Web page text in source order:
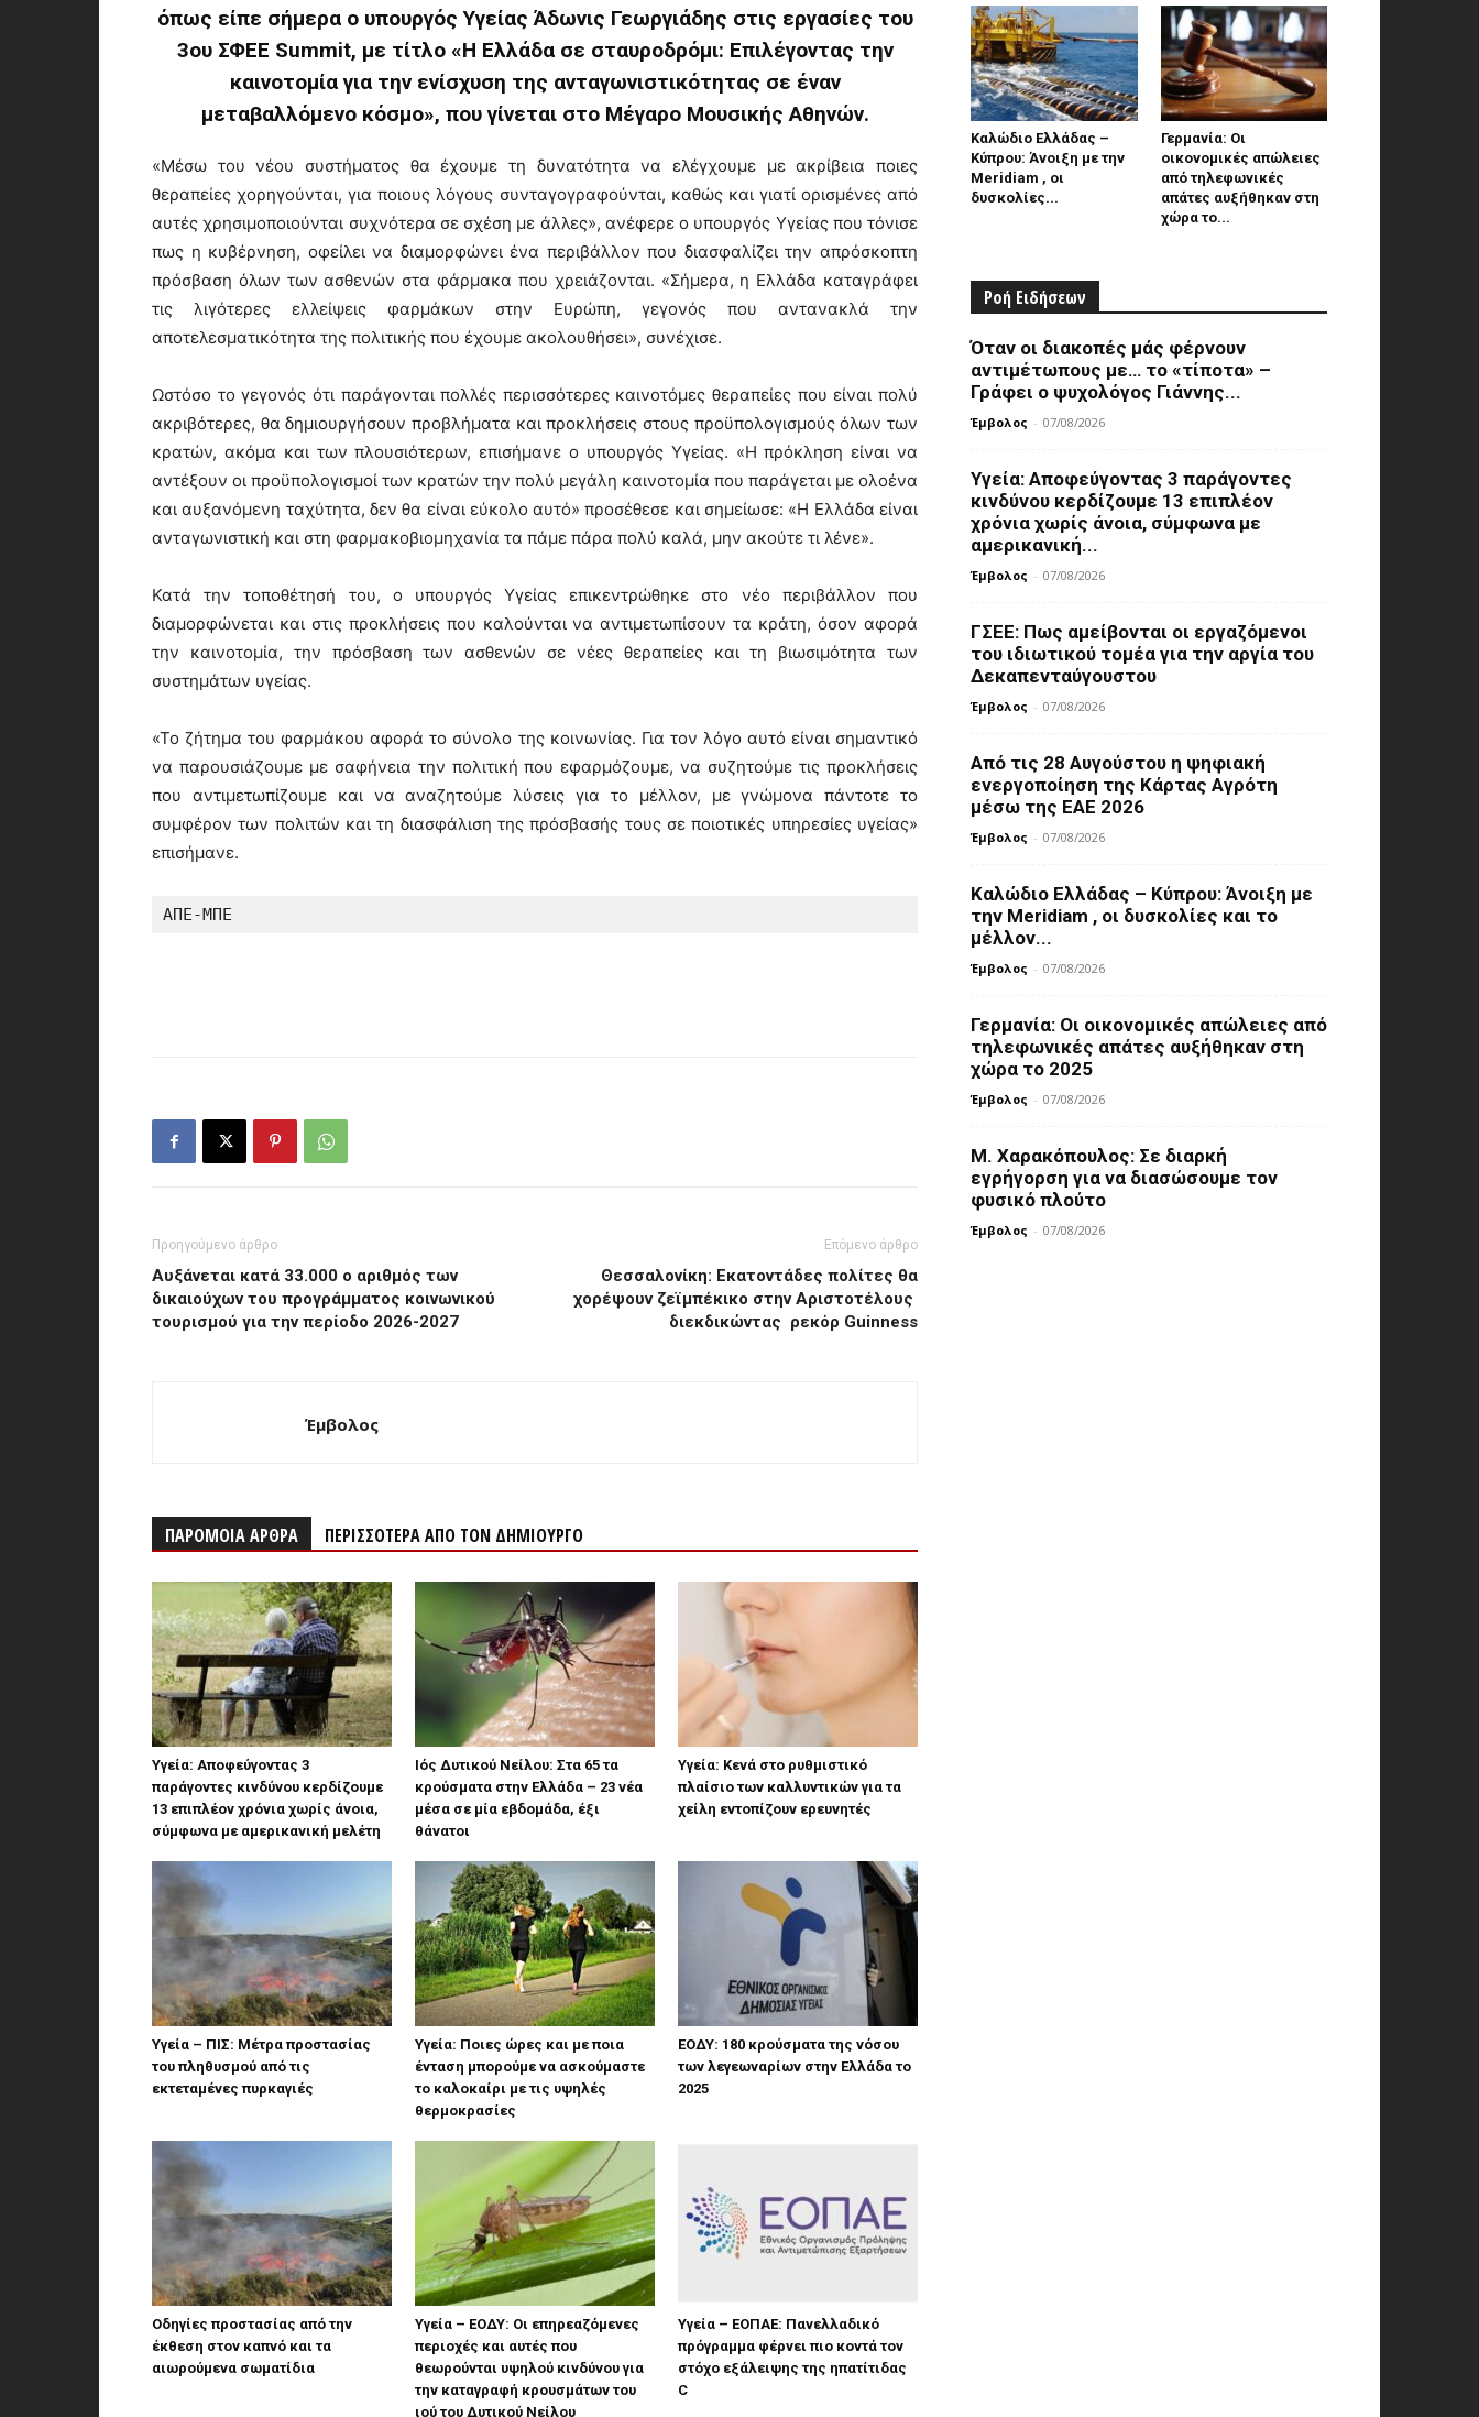
όπως είπε σήμερα ο υπουργός Υγείας Άδωνις Γεωργιάδης στις εργασίες του
3ου ΣΦΕΕ Summit, με τίτλο «Η Ελλάδα σε σταυροδρόμι: Επιλέγοντας την
καινοτομία για την ενίσχυση της ανταγωνιστικότητας σε έναν
μεταβαλλόμενο κόσμο», που γίνεται στο Μέγαρο Μουσικής Αθηνών.
«Μέσω του νέου συστήματος θα έχουμε τη δυνατότητα να ελέγχουμε με ακρίβεια ποιες
θεραπείες χορηγούνται, για ποιους λόγους συνταγογραφούνται, καθώς και γιατί ορισμένες από
αυτές χρησιμοποιούνται συχνότερα σε σχέση με άλλες», ανέφερε ο υπουργός Υγείας που τόνισε
πως η κυβέρνηση, οφείλει να διαμορφώνει ένα περιβάλλον που διασφαλίζει την απρόσκοπτη
πρόσβαση όλων των ασθενών στα φάρμακα που χρειάζονται. «Σήμερα, η Ελλάδα καταγράφει
τις λιγότερες ελλείψεις φαρμάκων στην Ευρώπη, γεγονός που αντανακλά την
αποτελεσματικότητα της πολιτικής που έχουμε ακολουθήσει», συνέχισε.
Ωστόσο το γεγονός ότι παράγονται πολλές περισσότερες καινοτόμες θεραπείες που είναι πολύ
ακριβότερες, θα δημιουργήσουν προβλήματα και προκλήσεις στους προϋπολογισμούς όλων των
κρατών, ακόμα και των πλουσιότερων, επισήμανε ο υπουργός Υγείας. «Η πρόκληση είναι να
αντέξουν οι προϋπολογισμοί των κρατών την πολύ μεγάλη καινοτομία που παράγεται με ολοένα
και αυξανόμενη ταχύτητα, δεν θα είναι εύκολο αυτό» προσέθεσε και σημείωσε: «Η Ελλάδα είναι
ανταγωνιστική και στη φαρμακοβιομηχανία τα πάμε πάρα πολύ καλά, μην ακούτε τι λένε».
Κατά την τοποθέτησή του, ο υπουργός Υγείας επικεντρώθηκε στο νέο περιβάλλον που
διαμορφώνεται και στις προκλήσεις που καλούνται να αντιμετωπίσουν τα κράτη, όσον αφορά
την καινοτομία, την πρόσβαση των ασθενών σε νέες θεραπείες και τη βιωσιμότητα των
συστημάτων υγείας.
«Το ζήτημα του φαρμάκου αφορά το σύνολο της κοινωνίας. Για τον λόγο αυτό είναι σημαντικό
να παρουσιάζουμε με σαφήνεια την πολιτική που εφαρμόζουμε, να συζητούμε τις προκλήσεις
που αντιμετωπίζουμε και να αναζητούμε λύσεις για το μέλλον, με γνώμονα πάντοτε το
συμφέρον των πολιτών και τη διασφάλιση της πρόσβασής τους σε ποιοτικές υπηρεσίες υγείας»
επισήμανε.
ΑΠΕ-ΜΠΕ
Προηγούμενο άρθρο
Αυξάνεται κατά 33.000 ο αριθμός των
δικαιούχων του προγράμματος κοινωνικού
τουρισμού για την περίοδο 2026-2027
Επόμενο άρθρο
Θεσσαλονίκη: Εκατοντάδες πολίτες θα
χορέψουν ζεϊμπέκικο στην Αριστοτέλους
διεκδικώντας ρεκόρ Guinness
Έμβολος
ΠΑΡΟΜΟΙΑ ΑΡΘΡΑ ΠΕΡΙΣΣΟΤΕΡΑ ΑΠΟ ΤΟΝ ΔΗΜΙΟΥΡΓΟ
Υγεία: Αποφεύγοντας 3
παράγοντες κινδύνου κερδίζουμε
13 επιπλέον χρόνια χωρίς άνοια,
σύμφωνα με αμερικανική μελέτη
Ιός Δυτικού Νείλου: Στα 65 τα
κρούσματα στην Ελλάδα – 23 νέα
μέσα σε μία εβδομάδα, έξι
θάνατοι
Υγεία: Κενά στο ρυθμιστικό
πλαίσιο των καλλυντικών για τα
χείλη εντοπίζουν ερευνητές
Υγεία – ΠΙΣ: Μέτρα προστασίας
του πληθυσμού από τις
εκτεταμένες πυρκαγιές
Υγεία: Ποιες ώρες και με ποια
ένταση μπορούμε να ασκούμαστε
το καλοκαίρι με τις υψηλές
θερμοκρασίες
ΕΟΔΥ: 180 κρούσματα της νόσου
των λεγεωναρίων στην Ελλάδα το
2025
Οδηγίες προστασίας από την
έκθεση στον καπνό και τα
αιωρούμενα σωματίδια
Υγεία – ΕΟΔΥ: Οι επηρεαζόμενες
περιοχές και αυτές που
θεωρούνται υψηλού κινδύνου για
την καταγραφή κρουσμάτων του
ιού του Δυτικού Νείλου
Υγεία – ΕΟΠΑΕ: Πανελλαδικό
πρόγραμμα φέρνει πιο κοντά τον
στόχο εξάλειψης της ηπατίτιδας
C
Καλώδιο Ελλάδας –
Κύπρου: Άνοιξη με την
Meridiam , οι
δυσκολίες...
Γερμανία: Οι
οικονομικές απώλειες
από τηλεφωνικές
απάτες αυξήθηκαν στη
χώρα το...
Ροή Ειδήσεων
Όταν οι διακοπές μάς φέρνουν
αντιμέτωπους με… το «τίποτα» –
Γράφει ο ψυχολόγος Γιάννης...
Έμβολος - 07/08/2026
Υγεία: Αποφεύγοντας 3 παράγοντες
κινδύνου κερδίζουμε 13 επιπλέον
χρόνια χωρίς άνοια, σύμφωνα με
αμερικανική...
Έμβολος - 07/08/2026
ΓΣΕΕ: Πως αμείβονται οι εργαζόμενοι
του ιδιωτικού τομέα για την αργία του
Δεκαπενταύγουστου
Έμβολος - 07/08/2026
Από τις 28 Αυγούστου η ψηφιακή
ενεργοποίηση της Κάρτας Αγρότη
μέσω της ΕΑΕ 2026
Έμβολος - 07/08/2026
Καλώδιο Ελλάδας – Κύπρου: Άνοιξη με
την Meridiam , οι δυσκολίες και το
μέλλον...
Έμβολος - 07/08/2026
Γερμανία: Οι οικονομικές απώλειες από
τηλεφωνικές απάτες αυξήθηκαν στη
χώρα το 2025
Έμβολος - 07/08/2026
Μ. Χαρακόπουλος: Σε διαρκή
εγρήγορση για να διασώσουμε τον
φυσικό πλούτο
Έμβολος - 07/08/2026